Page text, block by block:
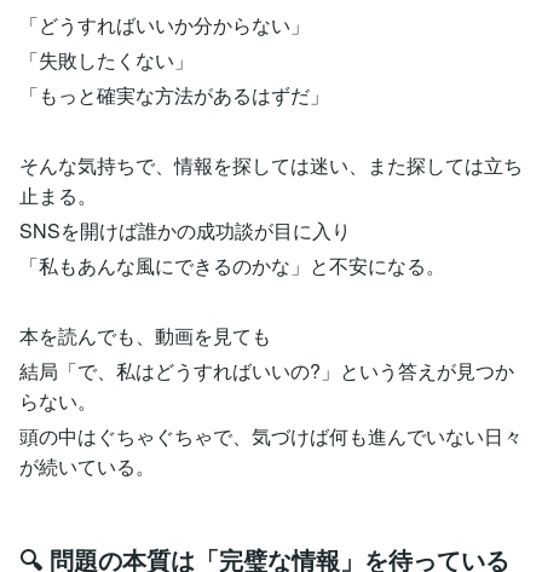
「どうすればいいか分からない」
「失敗したくない」
「もっと確実な方法があるはずだ」
そんな気持ちで、情報を探しては迷い、また探しては立ち
止まる。
SNSを開けば誰かの成功談が目に入り
「私もあんな風にできるのかな」と不安になる。
本を読んでも、動画を見ても
結局「で、私はどうすればいいの?」という答えが見つか
らない。
頭の中はぐちゃぐちゃで、気づけば何も進んでいない日々
が続いている。
🔍 問題の本質は「完璧な情報」を待っている